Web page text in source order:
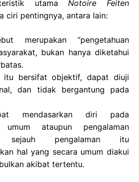
utamaNotoire Feiten
ciri pentingnya, antara lain:
merupakan “pengetahuan
bukan hanya diketahui
itu bersifat objektif, dapat diuji
dan tidak bergantung pada
mendasarkan diri pada
umum ataupun pengalaman
sejauh pengalaman itu
hal yang secara umum diakui
akibat tertentu.